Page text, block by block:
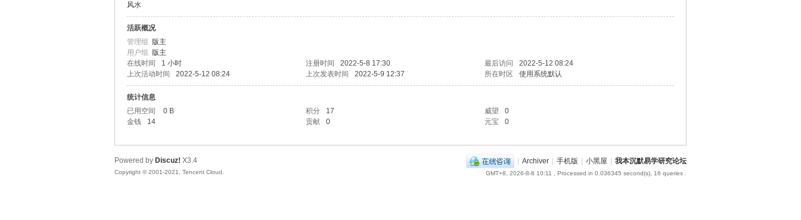
风水
活跃概况
管理组 版主
用户组 版主
在线时间
1 小时 注册时间 2022-5-8 17:30 最后访问
2022-5-12 08:24
上次活动时间
2022-5-12 08:24 上次发表时间 2022-5-9 12:37 所在时区 使用系统默认
统计信息
已用空间
0 B 积分 17 威望
0
金钱
14 贡献 0 元宝 0
| Archiver | 手机版 | 小黑屋 | 我本沉默易学研究论坛
GMT+8, 2026-8-8 10:11 , Processed in 0.036345 second(s), 16 queries .
Powered by Discuz! X3.4
Copyright © 2001-2021, Tencent Cloud.